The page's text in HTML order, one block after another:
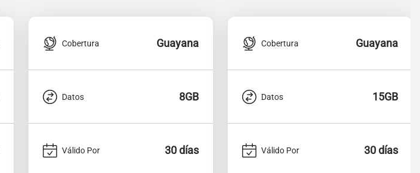
Cobertura Guayana
Datos 8GB
Válido Por 30 días
Cobertura Guayana
Datos 15GB
Válido Por 30 días